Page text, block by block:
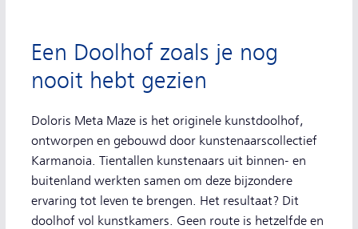
Een Doolhof zoals je nog
nooit hebt gezien
Doloris Meta Maze is het originele kunstdoolhof,
ontworpen en gebouwd door kunstenaarscollectief
Karmanoia. Tientallen kunstenaars uit binnen- en
buitenland werkten samen om deze bijzondere
ervaring tot leven te brengen. Het resultaat? Dit
doolhof vol kunstkamers. Geen route is hetzelfde en